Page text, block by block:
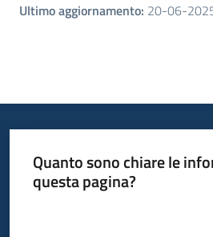
Ultimo aggiornamento: 20-06-
Quanto sono chiare le
questa pagina?